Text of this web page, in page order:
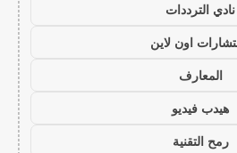
نادي الترددات
اون لاين
المعارف
هيدب فيديو
رمح التقنية